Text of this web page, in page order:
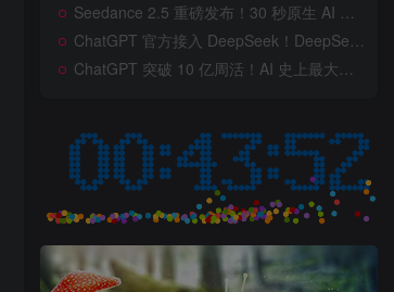
Seedance 2.5 重磅发布！30 秒原生 AI 视频、50 个多模态参考、原位编辑全上线，告别抽卡盲盒，AI 视频正式进入导演时代！
ChatGPT 官方接入 DeepSeek！DeepSeek V4 Flash 0731 重磅开源发布！AI 编程能力全面升级，支持识图、支持 Responses API，本地部署全攻略！
ChatGPT 突破 10 亿周活！AI 史上最大用户奇迹背后，OpenAI 正面对一场百亿美元级商业挑战